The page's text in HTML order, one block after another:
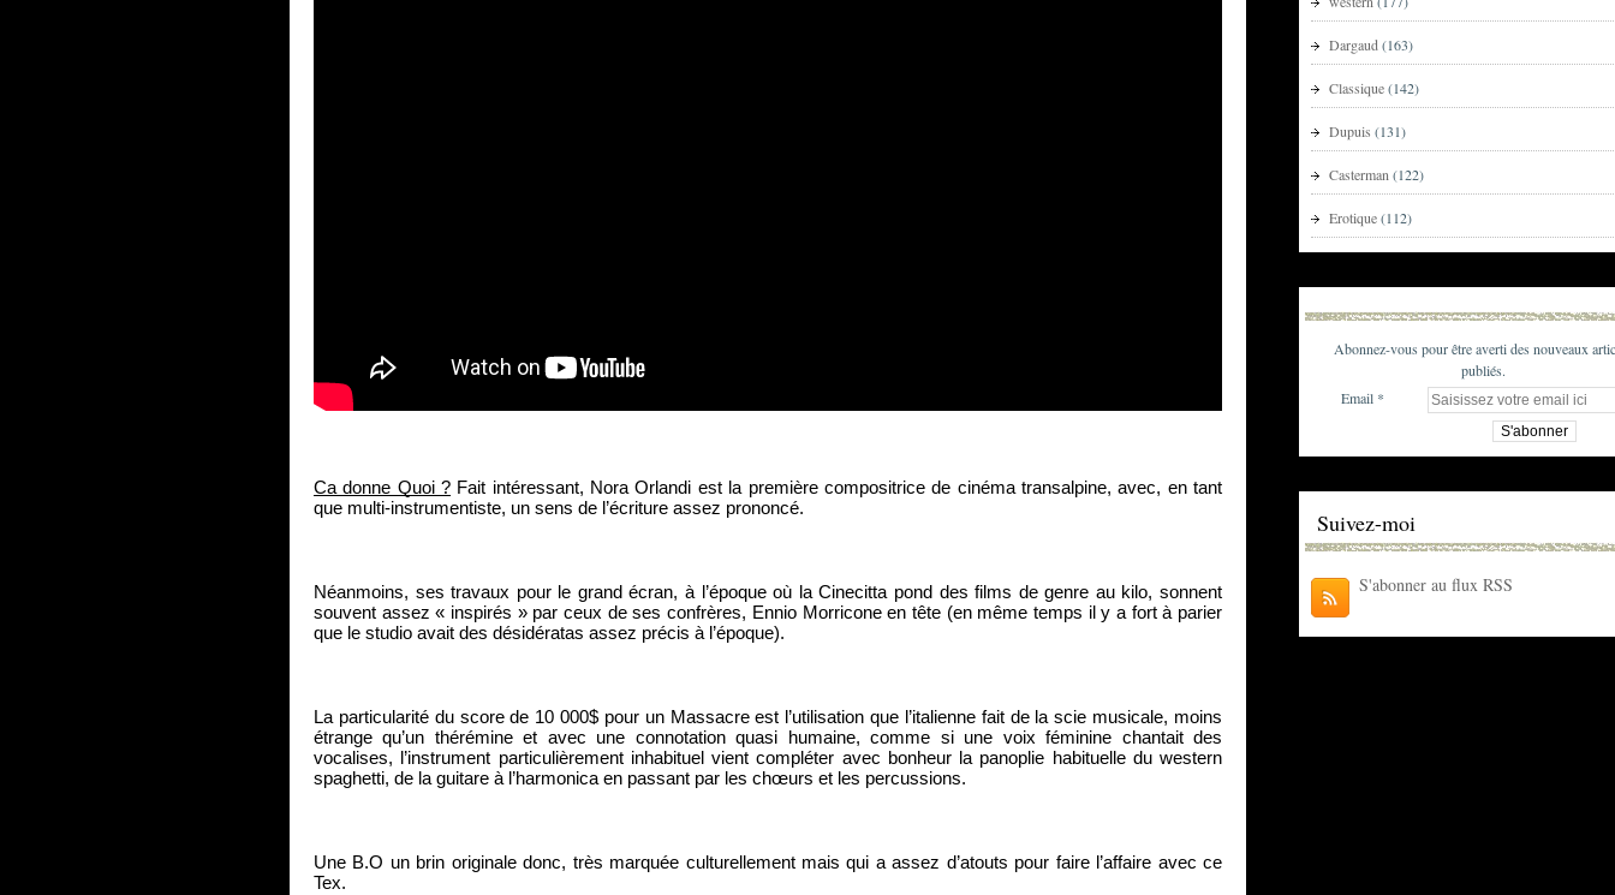
Ca donne Quoi ? Fait intéressant, Nora Orlandi est la première compositrice de cinéma transalpine, avec, en tant
que multi-instrumentiste, un sens de l’écriture assez prononcé.
Néanmoins, ses travaux pour le grand écran, à l’époque où la Cinecitta pond des films de genre au kilo, sonnent
souvent assez « inspirés » par ceux de ses confrères, Ennio Morricone en tête (en même temps il y a fort à parier
que le studio avait des désidératas assez précis à l’époque).
La particularité du score de 10 000$ pour un Massacre est l’utilisation que l’italienne fait de la scie musicale, moins
étrange qu’un thérémine et avec une connotation quasi humaine, comme si une voix féminine chantait des
vocalises, l’instrument particulièrement inhabituel vient compléter avec bonheur la panoplie habituelle du western
spaghetti, de la guitare à l’harmonica en passant par les chœurs et les percussions.
Une B.O un brin originale donc, très marquée culturellement mais qui a assez d’atouts pour faire l’affaire avec ce
Tex.
Dargaud (163)
Classique(142)
Dupuis (131)
Casterman (122)
Erotique(112)
Abonnez-vous pour être averti des nouveaux
publiés.
Email
Suivez-moi
S'abonner au flux RSS